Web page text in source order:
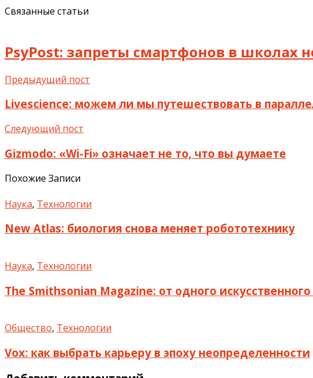
Связанные статьи
PsyPost: запреты смартфонов в школах
Предыдущий пост
Livescience: можем ли мы путешествовать в
Следующий пост
Gizmodo: «Wi-Fi» означает не то, что вы думаете
Похожие Записи
Наука, Технологии
New Atlas: биология снова меняет робототехнику
Наука, Технологии
The Smithsonian Magazine: от одного
Общество, Технологии
Vox: как выбрать карьеру в эпоху неопределенности